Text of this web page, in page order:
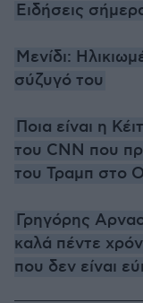
Ειδήσεις
Μενίδι:
σύζυγό του
Ποια είναι η
του CNN που
του Τραμπ στο
Γρηγόρης
καλά πέντε
που δεν είναι